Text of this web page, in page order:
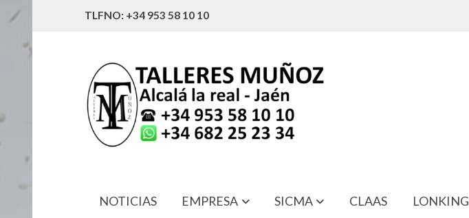
TLFNO: +34 953 58 10 10
NOTICIAS EMPRESA SICMA CLAAS LONKING
43257-30K00 SEPARADOR EJE DELANTERO CARRETILLA